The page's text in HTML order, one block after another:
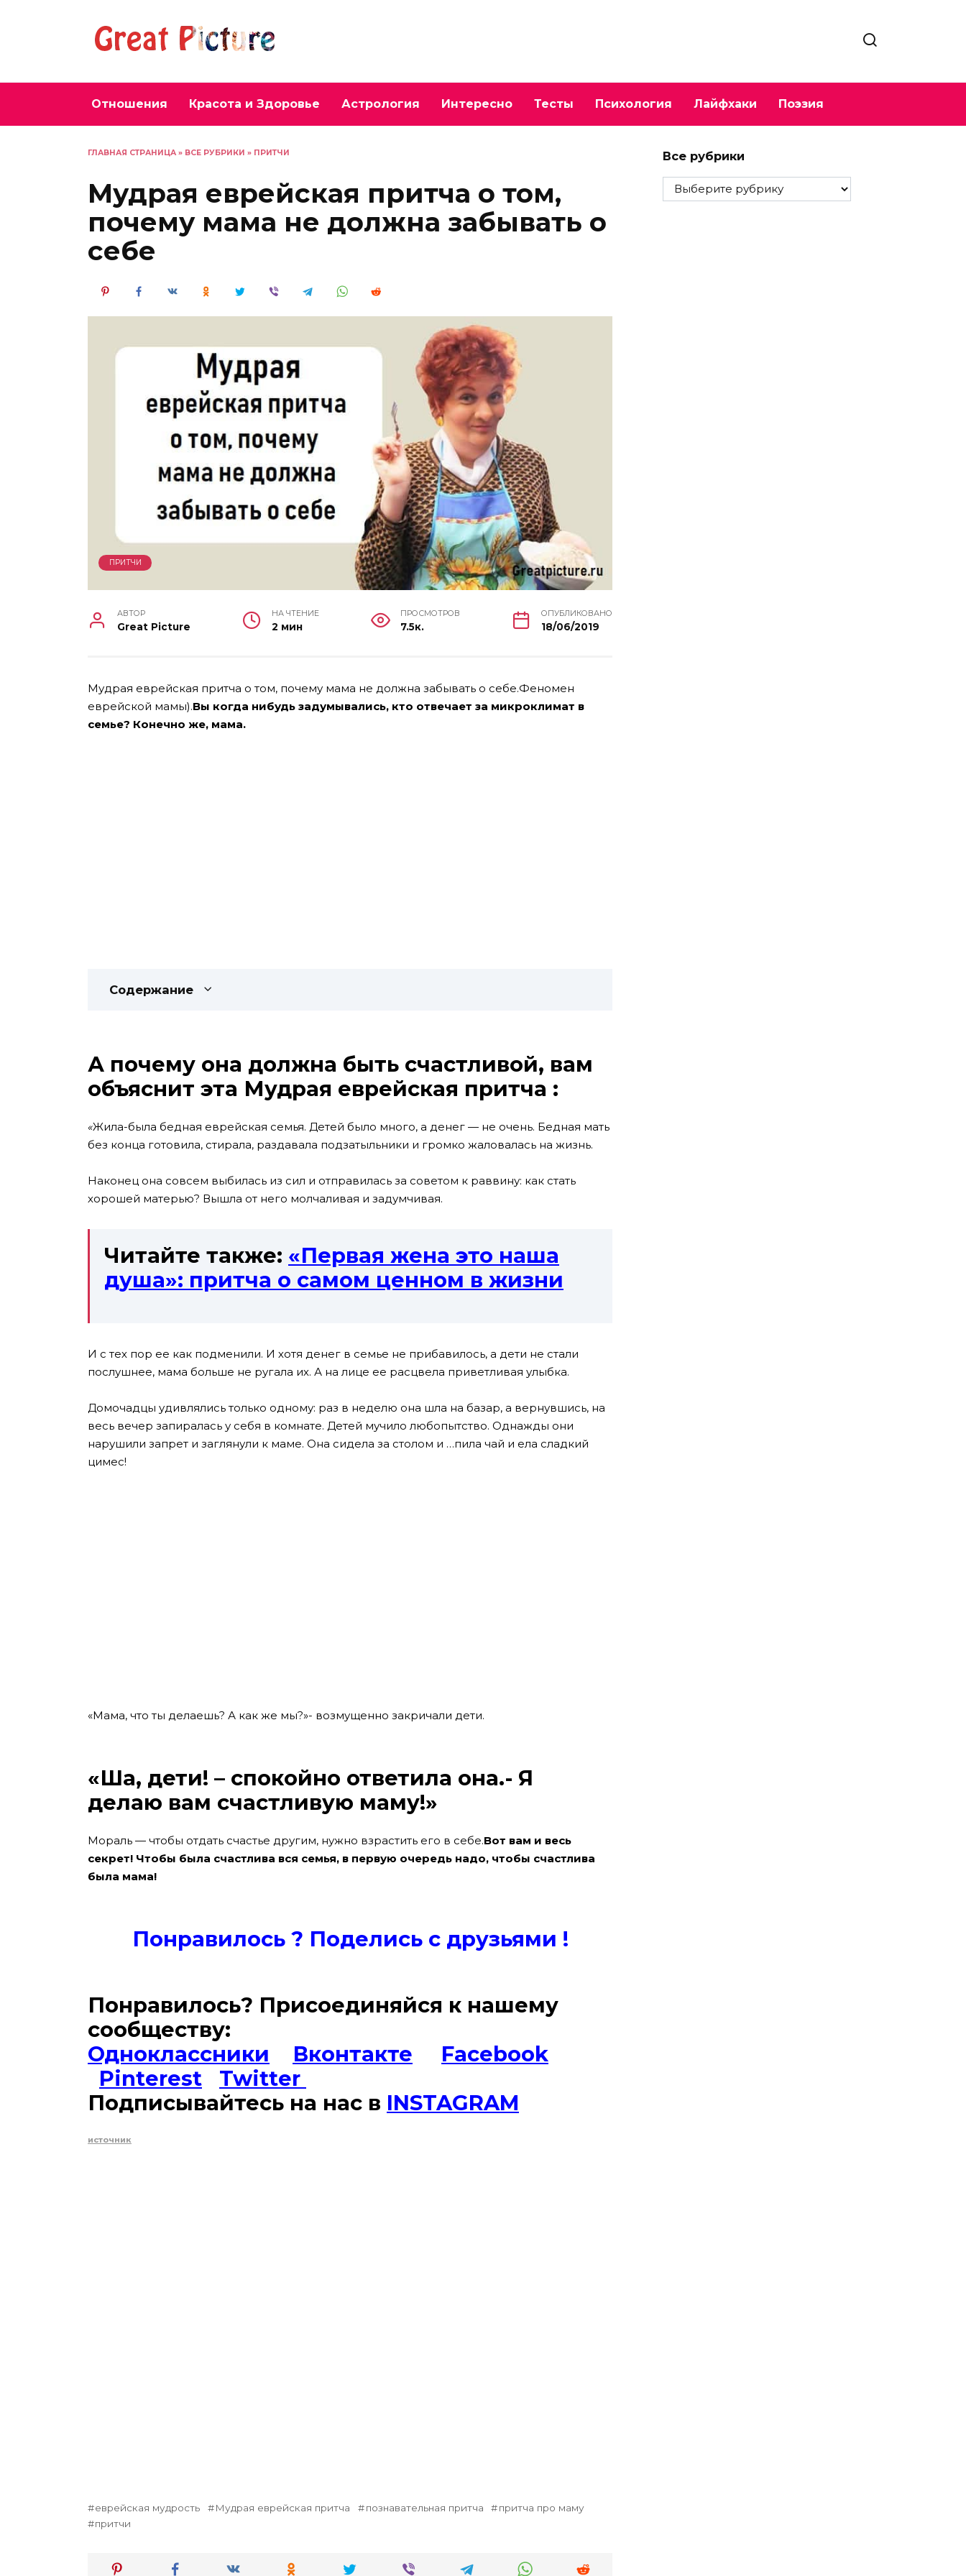
Отношения Красота и Здоровье Астрология Интересно Тесты Психология Лайфхаки Поэзия
ГЛАВНАЯ СТРАНИЦА » ВСЕ РУБРИКИ » ПРИТЧИ
Мудрая еврейская притча о том,
почему мама не должна забывать о
себе
ПРИТЧИ
АВТОР
Great Picture
НА ЧТЕНИЕ
2 мин
ПРОСМОТРОВ
7.5к.
ОПУБЛИКОВАНО
18/06/2019
Мудрая еврейская притча о том, почему мама не должна забывать о себе.Феномен
еврейской мамы).Вы когда нибудь задумывались, кто отвечает за микроклимат в
семье? Конечно же, мама.
Содержание
А почему она должна быть счастливой, вам
объяснит эта Мудрая еврейская притча :
«Жила-была бедная еврейская семья. Детей было много, а денег — не очень. Бедная мать
без конца готовила, стирала, раздавала подзатыльники и громко жаловалась на жизнь.
Наконец она совсем выбилась из сил и отправилась за советом к раввину: как стать
хорошей матерью? Вышла от него молчаливая и задумчивая.
Читайте также: «Первая жена это наша
душа»: притча о самом ценном в жизни
И с тех пор ее как подменили. И хотя денег в семье не прибавилось, а дети не стали
послушнее, мама больше не ругала их. А на лице ее расцвела приветливая улыбка.
Домочадцы удивлялись только одному: раз в неделю она шла на базар, а вернувшись, на
весь вечер запиралась у себя в комнате. Детей мучило любопытство. Однажды они
нарушили запрет и заглянули к маме. Она сидела за столом и …пила чай и ела сладкий
цимес!
«Мама, что ты делаешь? А как же мы?»- возмущенно закричали дети.
«Ша, дети! – спокойно ответила она.- Я
делаю вам счастливую маму!»
Мораль — чтобы отдать счастье другим, нужно взрастить его в себе.Вот вам и весь
секрет! Чтобы была счастлива вся семья, в первую очередь надо, чтобы счастлива
была мама!
Понравилось ? Поделись с друзьями !
Понравилось? Присоединяйся к нашему
сообществу:
Одноклассники
Вконтакте
Facebook
Pinterest
Twitter
Подписывайтесь на наc в INSTAGRAM
источник
еврейская мудрость Мудрая еврейская притча познавательная притча
притча про маму
притчи
Все рубрики
Все
рубрики